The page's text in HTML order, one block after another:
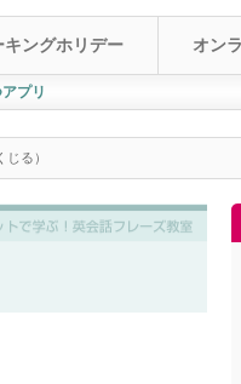
キングホリデー オン
プリ
る）